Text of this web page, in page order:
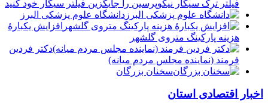
فیلتر ترک سیگار نیکوپرسین را جایگزین فیلتر سیگار خود کنید
دانشگاه علوم پزشکی البرز
افزایش یکبارۀ
هزینه پارکینگ متروی گلشهر
دكتر فردين
فرمند (نماينده مجلس مردم میانه)
سخنان بزرگان
اخبار اقتصادی استان